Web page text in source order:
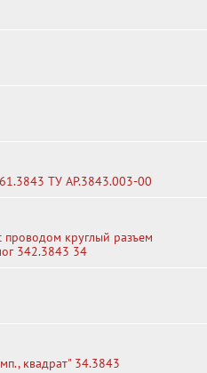
ТУ АР.3843.003-00
проводом круглый разъем
342.3843 34
квадрат" 34.3843